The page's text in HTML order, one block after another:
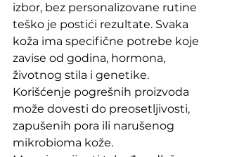
izbor, bez personalizovane rutine
teško je postići rezultate. Svaka
koža ima specifične potrebe koje
zavise od godina, hormona,
životnog stila i genetike.
Korišćenje pogrešnih proizvoda
može dovesti do preosetljivosti,
zapušenih pora ili narušenog
mikrobioma kože.